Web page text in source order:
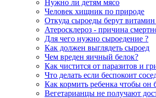
Нужно ли детям мясо
Человек хищник по природе
Откуда сыроеды берут
Атеросклероз - причина
Для чего нужно сыроедение ?
Как должен выглядеть сыроед
Чем вреден яичный белок?
Как чистится от паразитов и
Что делать если беспокоит
Как кормить ребенка чтобы он
Вегетарианцы не получают